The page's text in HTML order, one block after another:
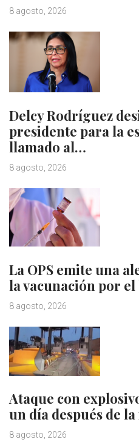
8 agosto, 2026
Delcy Rodríguez
presidente para la
llamado al…
8 agosto, 2026
La OPS emite una
la vacunación por
8 agosto, 2026
Ataque con
un día después de
8 agosto, 2026